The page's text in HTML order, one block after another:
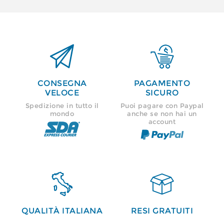

CONSEGNA
VELOCE
Spedizione in tutto il
mondo

PAGAMENTO
SICURO
Puoi pagare con Paypal
anche se non hai un
account

QUALITÀ ITALIANA

RESI GRATUITI